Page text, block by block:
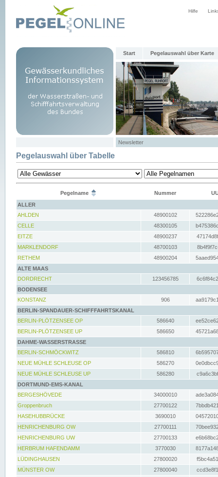
Hilfe
Start Pegelauswahl über Karte
Newsletter
Pegelauswahl über Tabelle
Pegelname Nummer
ALLER
AHLDEN
48900102
CELLE
48300105
EITZE
48900237
MARKLENDORF
48700103
RETHEM
48900204
ALTE MAAS
DORDRECHT
123456785
BODENSEE
KONSTANZ
906
BERLIN-SPANDAUER-SCHIFFFAHRTSKANAL
BERLIN-PLÖTZENSEE OP
586640
BERLIN-PLÖTZENSEE UP
586650
DAHME-WASSERSTRASSE
BERLIN-SCHMÖCKWITZ
586810
NEUE MÜHLE SCHLEUSE OP
586270
NEUE MÜHLE SCHLEUSE UP
586280
DORTMUND-EMS-KANAL
BERGESHÖVEDE
34000010
Groppenbruch
27700122
HASEHUBBRÜCKE
3690010
HENRICHENBURG OW
27700111
HENRICHENBURG UW
27700133
HERBRUM HAFENDAMM
3770030
LÜDINGHAUSEN
27800020
MÜNSTER OW
27800040